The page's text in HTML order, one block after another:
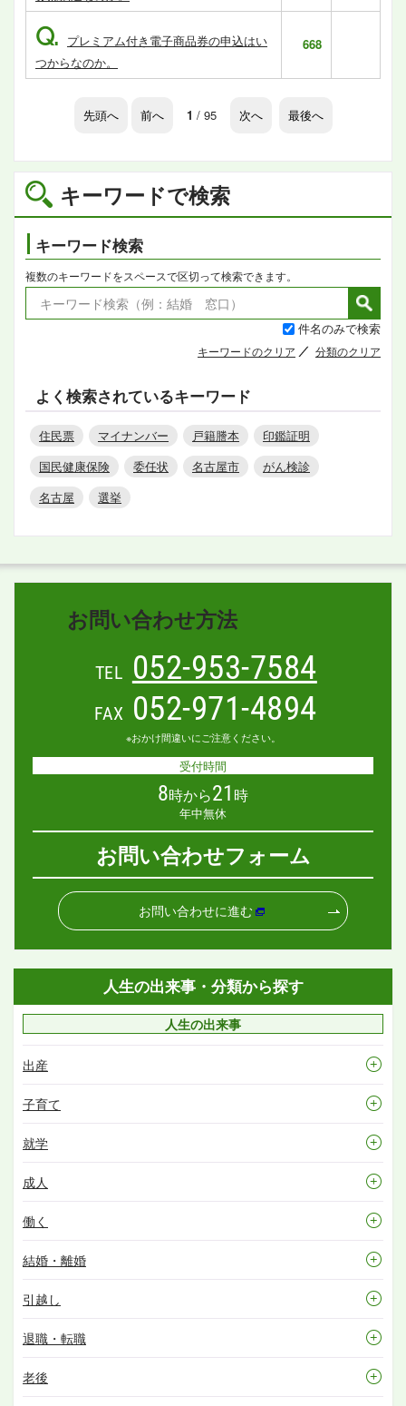
キーワードで検索
キーワード検索
複数のキーワードをスペースで区切って検索できます。
件名のみで検索
キーワードのクリア 分類のクリア
よく検索されているキーワード
住民票 マイナンバー 戸籍謄本
印鑑証明
国民健康保険
委任状 名古屋市
がん検診
名古屋
選挙
Q. プレミアム付き電子商品券の申込はい
つからなのか。
668
先頭へ 前へ 1 / 95 次へ 最後へ
お問い合わせ方法
TEL 052-953-7584
FAX 052-971-4894
※おかけ間違いにご注意ください。
受付時間
8時から21 時
年中無休
お問い合わせフォーム
お問い合わせに進む
人生の出来事・分類から探す
人生の出来事
出産
子育て
就学
成人
働く
結婚・離婚
引越し
退職・転職
老後